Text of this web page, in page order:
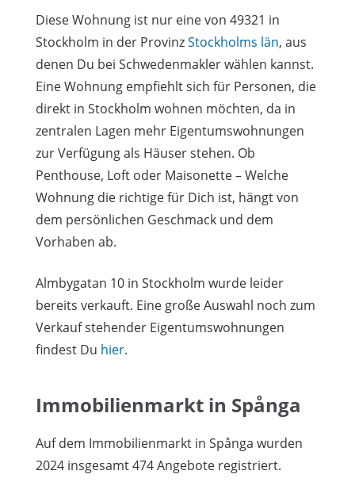
Diese Wohnung ist nur eine von 49321 in
Stockholm in der ProvinzStockholms län, aus
denen Du bei Schwedenmakler wählen kannst.
Eine Wohnung empfiehlt sich für Personen, die
direkt in Stockholm wohnen möchten, da in
zentralen Lagen mehr Eigentumswohnungen
zur Verfügung als Häuser stehen. Ob
Penthouse, Loft oder Maisonette – Welche
Wohnung die richtige für Dich ist, hängt von
dem persönlichen Geschmack und dem
Vorhaben ab.
Almbygatan 10 in Stockholm wurde leider
bereits verkauft. Eine große Auswahl noch zum
Verkauf stehender Eigentumswohnungen
findest Du hier.
Immobilienmarkt in Spånga
Auf dem Immobilienmarkt in Spånga wurden
2024 insgesamt 474 Angebote registriert.